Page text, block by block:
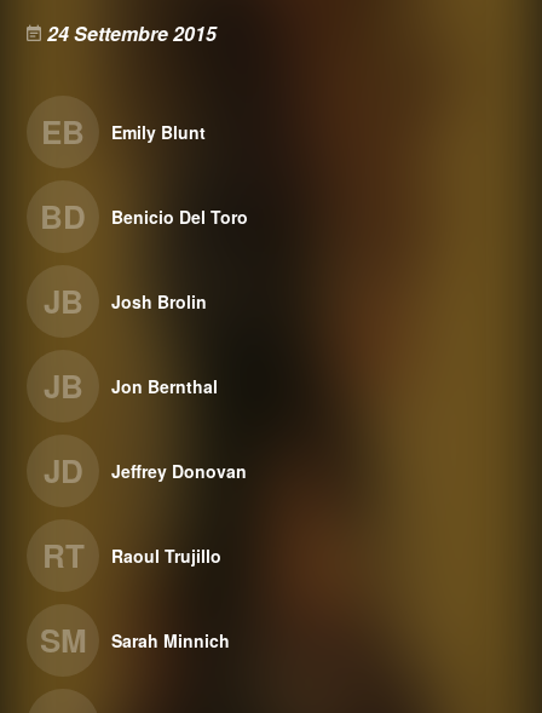
24 Settembre 2015
EB Emily Blunt
BD Benicio Del Toro
JB Josh Brolin
JB Jon Bernthal
JD Jeffrey Donovan
RT Raoul Trujillo
SM Sarah Minnich